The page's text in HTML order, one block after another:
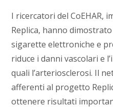
I ricercatori del CoEHAR,
Replica, hanno
sigarette elettroniche e
riduce i danni vascolari e
quali l’arteriosclerosi. Il
afferenti al progetto
ottenere risultati